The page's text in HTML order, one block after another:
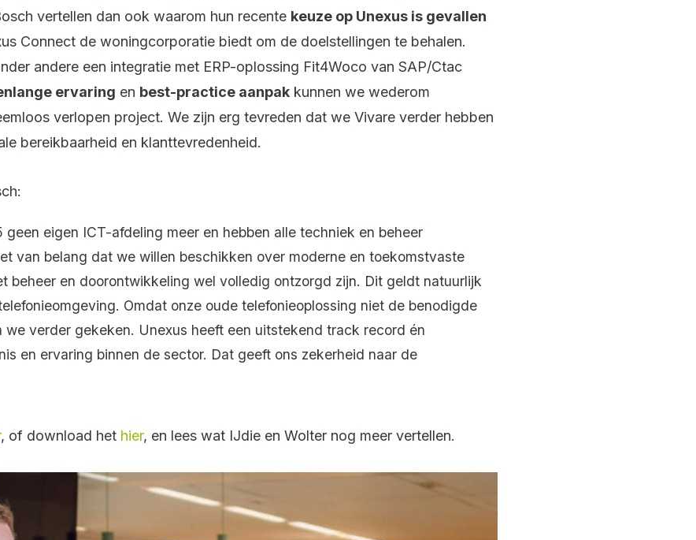
vertellen dan ook waarom hun recente keuze op Unexus is gevallen
Connect de woningcorporatie biedt om de doelstellingen te behalen.
andere een integratie met ERP-oplossing Fit4Woco van SAP/Ctac
ervaring en best-practice aanpak kunnen we wederom
verlopen project. We zijn erg tevreden dat we Vivare verder hebben
bereikbaarheid en klanttevredenheid.
geen eigen ICT-afdeling meer en hebben alle techniek en beheer
van belang dat we willen beschikken over moderne en toekomstvaste
beheer en doorontwikkeling wel volledig ontzorgd zijn. Dit geldt natuurlijk
Omdat onze oude telefonieoplossing niet de benodigde
we verder gekeken. Unexus heeft een uitstekend track record én
en ervaring binnen de sector. Dat geeft ons zekerheid naar de
, of download het hier, en lees wat IJdie en Wolter nog meer vertellen.